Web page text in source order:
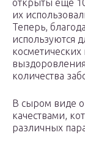
открыты еще
их
Теперь,
используются
косметических
количества
В сыром виде
качествами,
различных